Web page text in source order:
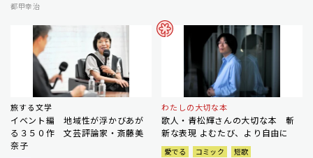
都甲幸治
旅する文学
イベント編 地域性が浮かびあが
る３５０作 文芸評論家・斎藤美
奈子
わたしの大切な本
歌人・青松輝さんの大切な本 斬
新な表現 よむたび、より自由に
愛でる コミック 短歌